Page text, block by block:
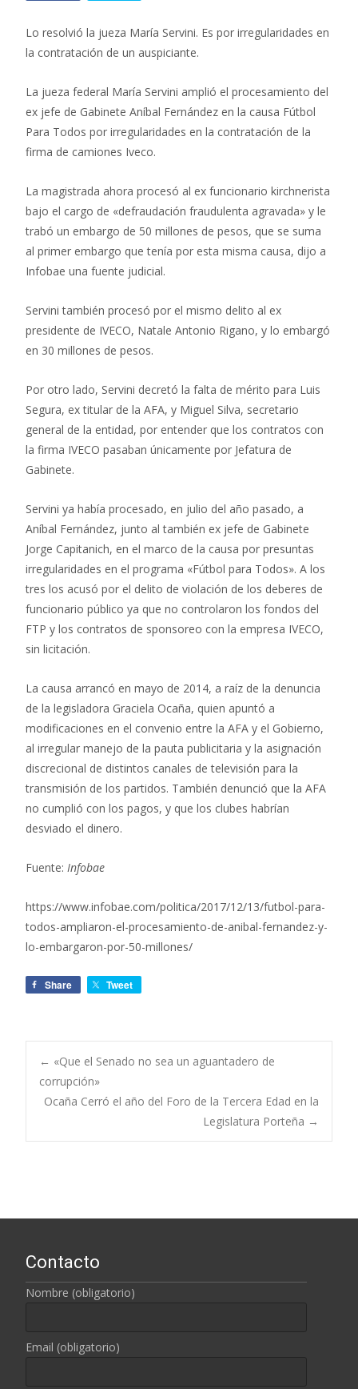
Lo resolvió la jueza María Servini. Es por irregularidades en
la contratación de un auspiciante.
La jueza federal María Servini amplió el procesamiento del
ex jefe de Gabinete Aníbal Fernández en la causa Fútbol
Para Todos por irregularidades en la contratación de la
firma de camiones Iveco.
La magistrada ahora procesó al ex funcionario kirchnerista
bajo el cargo de «defraudación fraudulenta agravada» y le
trabó un embargo de 50 millones de pesos, que se suma
al primer embargo que tenía por esta misma causa, dijo a
Infobae una fuente judicial.
Servini también procesó por el mismo delito al ex
presidente de IVECO, Natale Antonio Rigano, y lo embargó
en 30 millones de pesos.
Por otro lado, Servini decretó la falta de mérito para Luis
Segura, ex titular de la AFA, y Miguel Silva, secretario
general de la entidad, por entender que los contratos con
la firma IVECO pasaban únicamente por Jefatura de
Gabinete.
Servini ya había procesado, en julio del año pasado, a
Aníbal Fernández, junto al también ex jefe de Gabinete
Jorge Capitanich, en el marco de la causa por presuntas
irregularidades en el programa «Fútbol para Todos». A los
tres los acusó por el delito de violación de los deberes de
funcionario público ya que no controlaron los fondos del
FTP y los contratos de sponsoreo con la empresa IVECO,
sin licitación.
La causa arrancó en mayo de 2014, a raíz de la denuncia
de la legisladora Graciela Ocaña, quien apuntó a
modificaciones en el convenio entre la AFA y el Gobierno,
al irregular manejo de la pauta publicitaria y la asignación
discrecional de distintos canales de televisión para la
transmisión de los partidos. También denunció que la AFA
no cumplió con los pagos, y que los clubes habrían
desviado el dinero.
Fuente: Infobae
https://www.infobae.com/politica/2017/12/13/futbol-para-
todos-ampliaron-el-procesamiento-de-anibal-fernandez-y-
lo-embargaron-por-50-millones/
Share Tweet
Navegación de
entradas
← «Que el Senado no sea un aguantadero de
corrupción»
Ocaña Cerró el año del Foro de la Tercera Edad en la
Legislatura Porteña →
Contacto
Nombre (obligatorio)
Email (obligatorio)